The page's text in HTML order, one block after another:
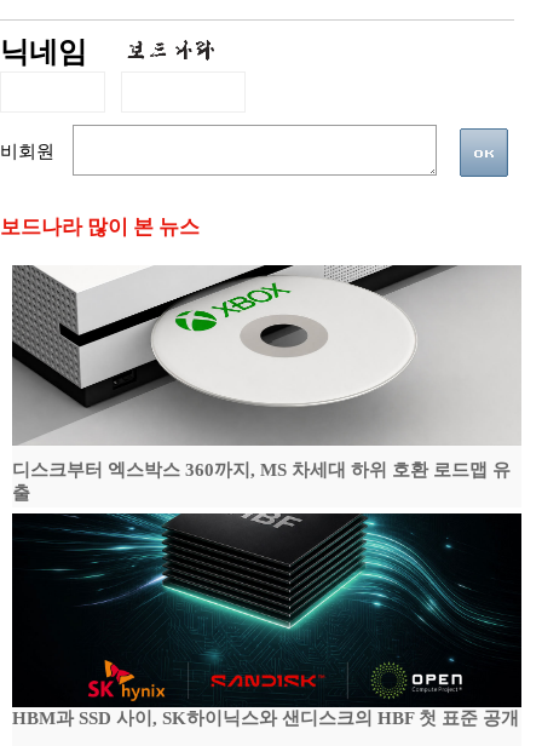
닉네임
비회원
보드나라 많이 본 뉴스
디스크부터 엑스박스 360까지, MS 차세대 하위 호환 로드맵 유
출
HBM과 SSD 사이, SK하이닉스와 샌디스크의 HBF 첫 표준 공개